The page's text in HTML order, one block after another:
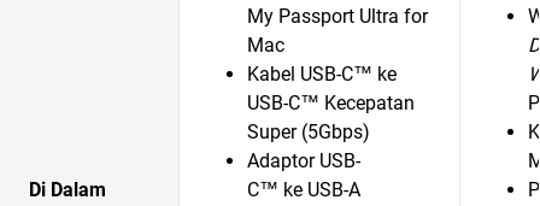
Di Dalam
My Passport Ultra for
Mac
Kabel USB-C™ ke
USB-C™ Kecepatan
Super (5Gbps)
Adaptor USB-
C™ ke USB-A